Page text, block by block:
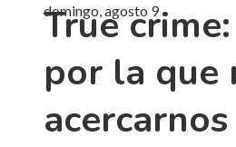
domingo, agosto 9
True
por la que